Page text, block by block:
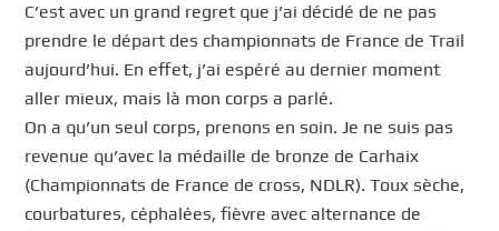
C’est avec un grand regret que j’ai décidé de ne pas
prendre le départ des championnats de France de Trail
aujourd’hui. En effet, j’ai espéré au dernier moment
aller mieux, mais là mon corps a parlé.
On a qu’un seul corps, prenons en soin. Je ne suis pas
revenue qu’avec la médaille de bronze de Carhaix
(Championnats de France de cross, NDLR). Toux sèche,
courbatures, céphalées, fièvre avec alternance de